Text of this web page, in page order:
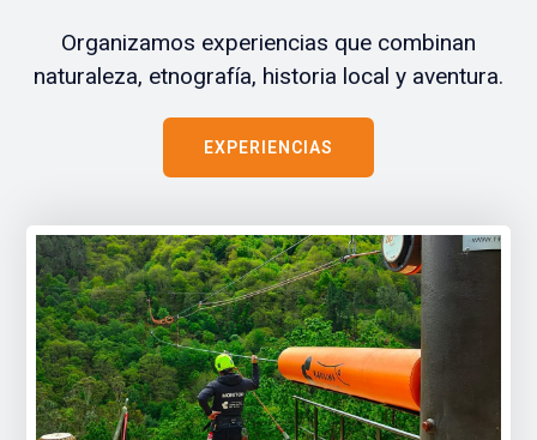
Organizamos experiencias que combinan
naturaleza, etnografía, historia local y aventura.
EXPERIENCIAS